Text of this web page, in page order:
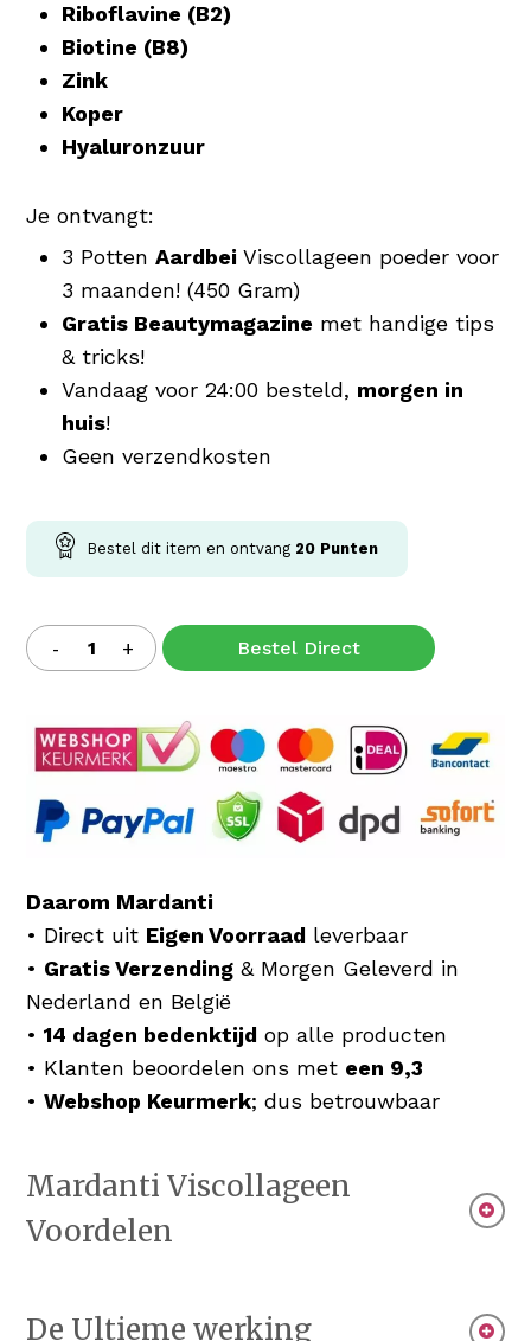
Riboflavine (B2)
Biotine (B8)
Zink
Koper
Hyaluronzuur
Je ontvangt:
3 PottenAardbei Viscollageen poeder voor
3 maanden! (450 Gram)
Gratis Beautymagazine met handige tips
& tricks!
Vandaag voor 24:00 besteld, morgen in
huis!
Geen verzendkosten
Bestel dit item en ontvang 20 Punten
Bestel Direct
Daarom Mardanti
• Direct uit Eigen Voorraad leverbaar
• Gratis Verzending & Morgen Geleverd in
Nederland en België
•14 dagen bedenktijd op alle producten
• Klanten beoordelen ons met een 9,3
•Webshop Keurmerk; dus betrouwbaar
Mardanti Viscollageen
Voordelen
bij aan de vorming van collageen in huid,
De Ultieme werking